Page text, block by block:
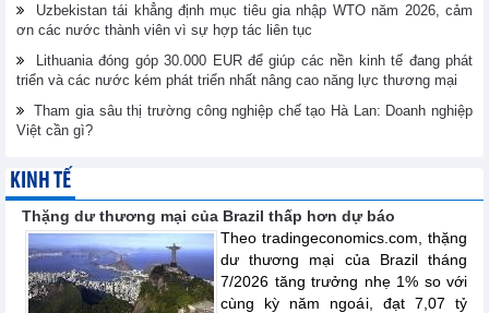
Uzbekistan tái khẳng định mục tiêu gia nhập WTO năm 2026, cảm
ơn các nước thành viên vì sự hợp tác liên tục
Lithuania đóng góp 30.000 EUR để giúp các nền kinh tế đang phát
triển và các nước kém phát triển nhất nâng cao năng lực thương mại
Tham gia sâu thị trường công nghiệp chế tạo Hà Lan: Doanh nghiệp
Việt cần gì?
KINH TẾ
Thặng dư thương mại của Brazil thấp hơn dự báo
Theo tradingeconomics.com, thặng
dư thương mại của Brazil tháng
7/2026 tăng trưởng nhẹ 1% so với
cùng kỳ năm ngoái, đạt 7,07 tỷ